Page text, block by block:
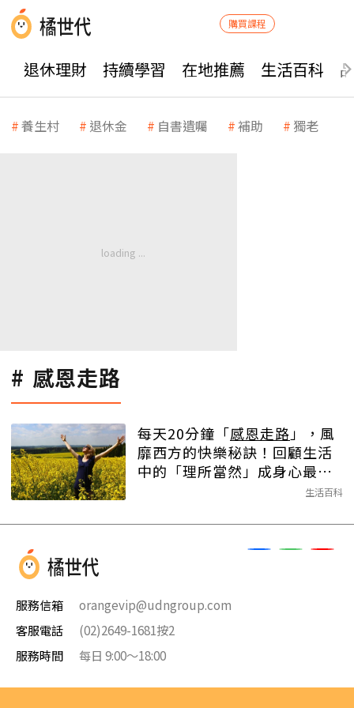
購買課程
退休理財 持續學習 在地推薦 生活百科
養生村 退休金 自書遺囑 補助 獨老
感恩走路
每天20分鐘「感恩走路 」，風
靡西方的快樂秘訣！回顧生活
中的「理所當然」成身心最佳
生活百科
服務信箱
orangevip@udngroup.com
客服電話
(02)2649-1681按2
服務時間
每日 9:00～18:00